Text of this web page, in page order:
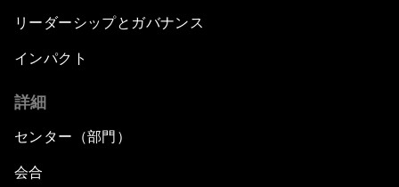
リーダーシップとガバナンス
インパクト
詳細
センター（部門）
会合